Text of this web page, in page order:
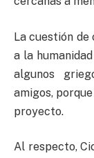
La cuestión de
a la
algunos
amigos,
proyecto.
Al respecto,